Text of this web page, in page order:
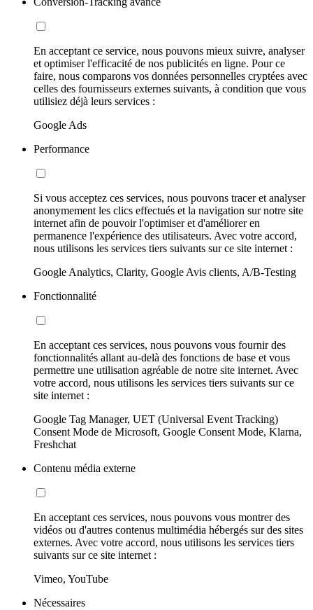
En acceptant ce service, nous pouvons mieux suivre, analyser
et optimiser l'efficacité de nos publicités en ligne. Pour ce
faire, nous comparons vos données personnelles cryptées avec
celles des fournisseurs externes suivants, à condition que vous
utilisiez déjà leurs services :
Google Ads
Performance
Si vous acceptez ces services, nous pouvons tracer et analyser
anonymement les clics effectués et la navigation sur notre site
internet afin de pouvoir l'optimiser et d'améliorer en
permanence l'expérience des utilisateurs. Avec votre accord,
nous utilisons les services tiers suivants sur ce site internet :
Google Analytics, Clarity, Google Avis clients, A/B-Testing
Fonctionnalité
En acceptant ces services, nous pouvons vous fournir des
fonctionnalités allant au-delà des fonctions de base et vous
permettre une utilisation agréable de notre site internet. Avec
votre accord, nous utilisons les services tiers suivants sur ce
site internet :
Google Tag Manager, UET (Universal Event Tracking)
Consent Mode de Microsoft, Google Consent Mode, Klarna,
Freshchat
Contenu média externe
En acceptant ces services, nous pouvons vous montrer des
vidéos ou d'autres contenus multimédia hébergés sur des sites
externes. Avec votre accord, nous utilisons les services tiers
suivants sur ce site internet :
Vimeo, YouTube
Nécessaires